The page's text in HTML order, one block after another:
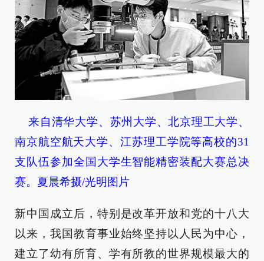
来自清华大学、苏州大学、北京理工大学、
南京航空航天大学、江苏理工学院等高校的31
支队伍参加全国大学生智能精密装配大赛总决
赛。夏晨希摄/光明图片
新中国成立后，特别是改革开放和党的十八大
以来，我国教育事业始终坚持以人民为中心，
建立了幼有所育、学有所教的世界规模最大的